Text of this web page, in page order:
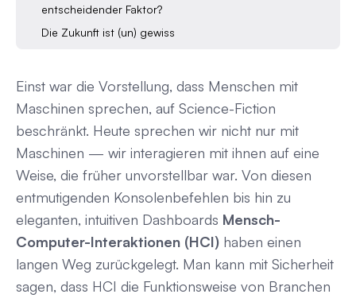
entscheidender Faktor?
Die Zukunft ist (un) gewiss
Einst war die Vorstellung, dass Menschen mit
Maschinen sprechen, auf Science-Fiction
beschränkt. Heute sprechen wir nicht nur mit
Maschinen — wir interagieren mit ihnen auf eine
Weise, die früher unvorstellbar war. Von diesen
entmutigenden Konsolenbefehlen bis hin zu
eleganten, intuitiven Dashboards Mensch-
Computer-Interaktionen (HCI) haben einen
langen Weg zurückgelegt. Man kann mit Sicherheit
sagen, dass HCI die Funktionsweise von Branchen